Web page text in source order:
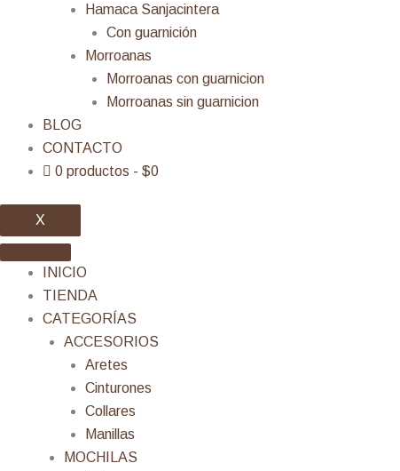
Hamaca Sanjacintera
Con guarnición
Morroanas
Morroanas con guarnicion
Morroanas sin guarnicion
BLOG
CONTACTO
0 productos
$0
X
INICIO
TIENDA
CATEGORÍAS
ACCESORIOS
Aretes
Cinturones
Collares
Manillas
MOCHILAS